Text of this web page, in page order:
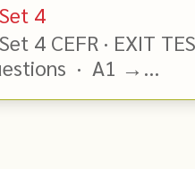
4
4 CEFR · EXIT
· A1 →...